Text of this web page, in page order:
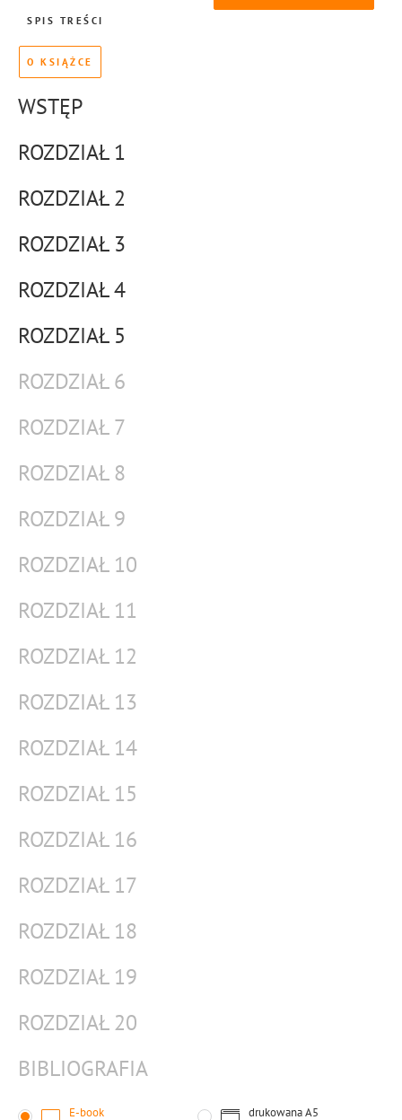
SPIS TREŚCI
O KSIĄŻCE
WSTĘP
ROZDZIAŁ 1
ROZDZIAŁ 2
ROZDZIAŁ 3
ROZDZIAŁ 4
ROZDZIAŁ 5
ROZDZIAŁ 6
ROZDZIAŁ 7
ROZDZIAŁ 8
ROZDZIAŁ 9
ROZDZIAŁ 10
ROZDZIAŁ 11
ROZDZIAŁ 12
ROZDZIAŁ 13
ROZDZIAŁ 14
ROZDZIAŁ 15
ROZDZIAŁ 16
ROZDZIAŁ 17
ROZDZIAŁ 18
ROZDZIAŁ 19
ROZDZIAŁ 20
BIBLIOGRAFIA
E-book drukowanaA5